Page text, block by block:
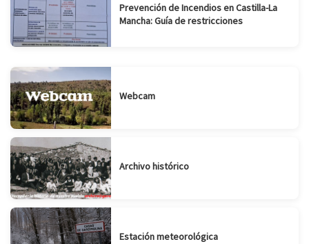
Prevención de Incendios en Castilla-La
Mancha: Guía de restricciones
Webcam
Archivo histórico
Estación meteorológica